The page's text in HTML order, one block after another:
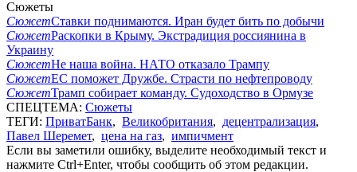
Сюжеты
СюжетСтавки поднимаются. Иран будет бить по добычи
СюжетРаскопки в Крыму. Экстрадиция россиянина в
Украину
СюжетНе наша война. НАТО отказало Трампу
СюжетЕС поможет Дружбе. Страсти по нефтепроводу
СюжетТрамп собирает команду. Судоходство в Ормузе
СПЕЦТЕМА: Сюжеты
ТЕГИ: ПриватБанк, Великобритания, децентрализация,
Павел Шеремет, цена на газ, импичмент
Если вы заметили ошибку, выделите необходимый текст и
нажмите Ctrl+Enter, чтобы сообщить об этом редакции.